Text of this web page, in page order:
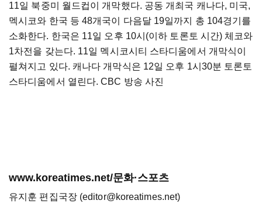
11일 북중미 월드컵이 개막했다. 공동 개최국 캐나다, 미국,
멕시코와 한국 등 48개국이 다음달 19일까지 총 104경기를
소화한다. 한국은 11일 오후 10시(이하 토론토 시간) 체코와
1차전을 갖는다. 11일 멕시코시티 스타디움에서 개막식이
펼쳐지고 있다. 캐나다 개막식은 12일 오후 1시30분 토론토
스타디움에서 열린다. CBC 방송 사진
www.koreatimes.net/문화·스포츠
유지훈 편집국장 (editor@koreatimes.net)